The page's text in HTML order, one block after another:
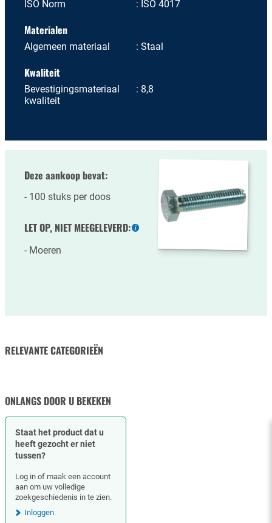
ISO Norm
ISO 4017
Materialen
Algemeen materiaal Staal
Kwaliteit
Bevestigingsmateriaal
kwaliteit
8,8
Deze aankoop bevat:
100 stuks per doos
LET OP, NIET MEEGELEVERD:
informatie
Moeren
RELEVANTE CATEGORIEËN
ONLANGS DOOR U BEKEKEN
Staat het product dat u
heeft gezocht er niet
tussen?
Log in of maak een account
aan om uw volledige
zoekgeschiedenis in te zien.
Inloggen